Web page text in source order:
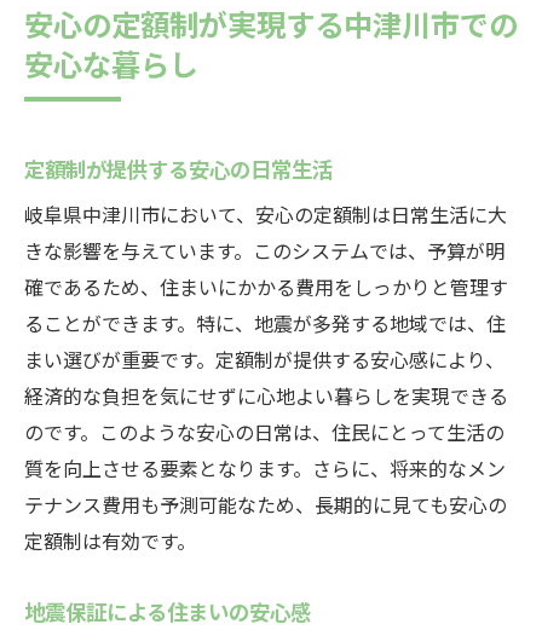
安心の定額制が実現する中津川市での
安心な暮らし
定額制が提供する安心の日常生活
岐阜県中津川市において、安心の定額制は日常生活に大
きな影響を与えています。このシステムでは、予算が明
確であるため、住まいにかかる費用をしっかりと管理す
ることができます。特に、地震が多発する地域では、住
まい選びが重要です。定額制が提供する安心感により、
経済的な負担を気にせずに心地よい暮らしを実現できる
のです。このような安心の日常は、住民にとって生活の
質を向上させる要素となります。さらに、将来的なメン
テナンス費用も予測可能なため、長期的に見ても安心の
定額制は有効です。
地震保証による住まいの安心感